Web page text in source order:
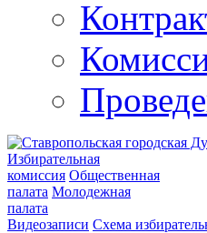
Избирательная
комиссия Общественная
палата Молодежная
палата
Видеозаписи Схема